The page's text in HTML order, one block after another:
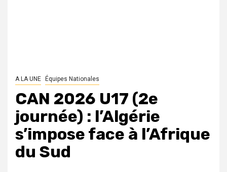
A LA UNE Équipes Nationales
CAN 2026 U17 (2e
journée) : l’Algérie
s’impose face à l’Afrique
du Sud